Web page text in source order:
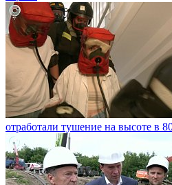
отработали тушение на высоте в